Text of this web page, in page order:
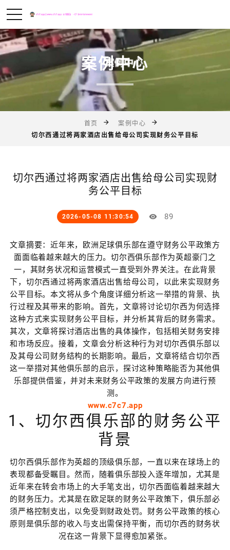
案例中心
首页
案例中心
切尔西通过将两家酒店出售给母公司实现财务公平目标
切尔西通过将两家酒店出售给母公司实现财
务公平目标
2026-05-08 11:30:54 89
文章摘要：近年来，欧洲足球俱乐部在遵守财务公平政策方
面面临着越来越大的压力。切尔西俱乐部作为英超豪门之
一，其财务状况和运营模式一直受到外界关注。在此背景
下，切尔西通过将两家酒店出售给母公司，以此来实现财务
公平目标。本文将从多个角度详细分析这一举措的背景、执
行过程及其带来的影响。首先，文章将讨论切尔西为何选择
这种方式来实现财务公平目标，并分析其背后的财务需求。
其次，文章将探讨酒店出售的具体操作，包括相关财务安排
和市场反应。接着，文章会分析这种行为对切尔西俱乐部以
及其母公司财务结构的长期影响。最后，文章将结合切尔西
这一举措对其他俱乐部的启示，探讨这种策略能否为其他俱
乐部提供借鉴，并对未来财务公平政策的发展方向进行预
测。
www.c7c7.app
1、切尔西俱乐部的财务公平
背景
切尔西俱乐部作为英超的顶级俱乐部，一直以来在球场上的
表现都备受瞩目。然而，随着俱乐部投入逐年增加，尤其是
近年来在转会市场上的大手笔支出，切尔西面临着越来越大
的财务压力。尤其是在欧足联的财务公平政策下，俱乐部必
须严格控制支出，以免受到财政处罚。财务公平政策的核心
原则是俱乐部的收入与支出需保持平衡，而切尔西的财务状
况在这一背景下显得愈加紧张。